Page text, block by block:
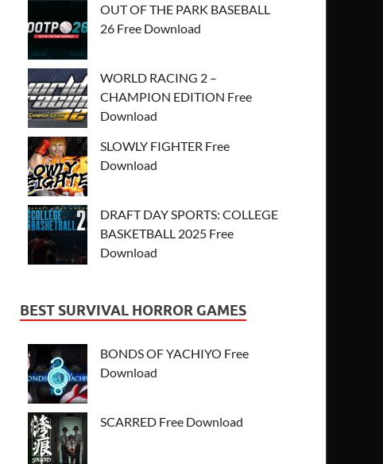
OUT OF THE PARK BASEBALL
26 Free Download
WORLD RACING 2 –
CHAMPION EDITION Free
Download
SLOWLY FIGHTER Free
Download
DRAFT DAY SPORTS: COLLEGE
BASKETBALL 2025 Free
Download
BEST SURVIVAL HORROR GAMES
BONDS OF YACHIYO Free
Download
SCARRED Free Download